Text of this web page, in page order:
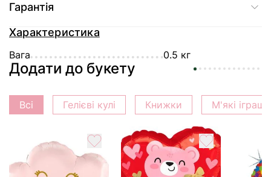
Гарантія
Характеристика
Вага 0.5 кг
Додати до букету
Всі Гелієві кулі Книжки М'які